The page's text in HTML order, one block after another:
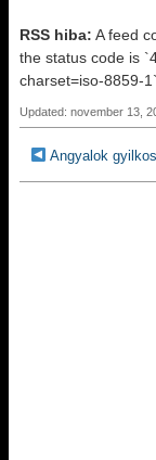
RSS hiba: A feed
the status code is
charset=iso-8859-1`
Updated: november 13,
Angyalok